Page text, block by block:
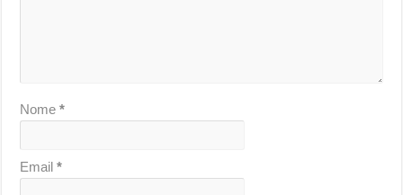
Nome*
Email*